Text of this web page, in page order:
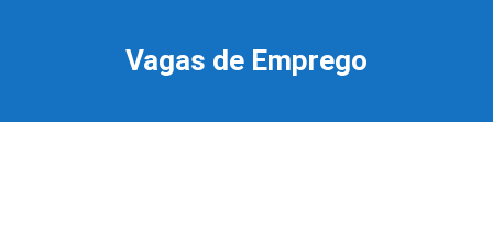
Vagas de Emprego